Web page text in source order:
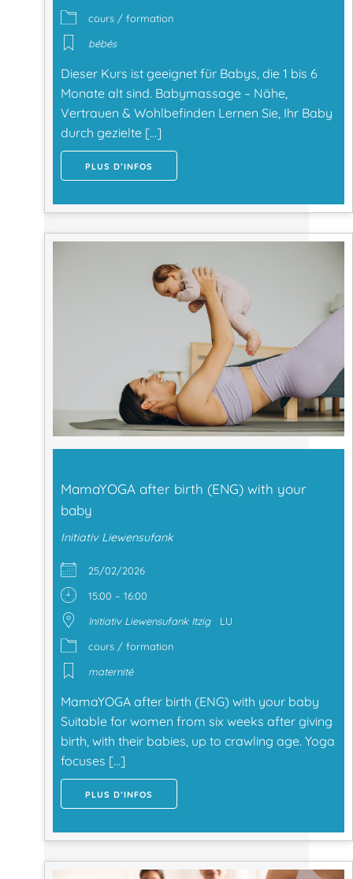
cours / formation
bébés
Dieser Kurs ist geeignet für Babys, die 1 bis 6
Monate alt sind. Babymassage – Nähe,
Vertrauen & Wohlbefinden Lernen Sie, Ihr Baby
durch gezielte […]
PLUS D’INFOS
MamaYOGA after birth (ENG) with your
baby
Initiativ Liewensufank
25/02/2026
15:00 – 16:00
Initiativ Liewensufank Itzig
LU
cours / formation
maternité
MamaYOGA after birth (ENG) with your baby
Suitable for women from six weeks after giving
birth, with their babies, up to crawling age. Yoga
focuses […]
PLUS D’INFOS